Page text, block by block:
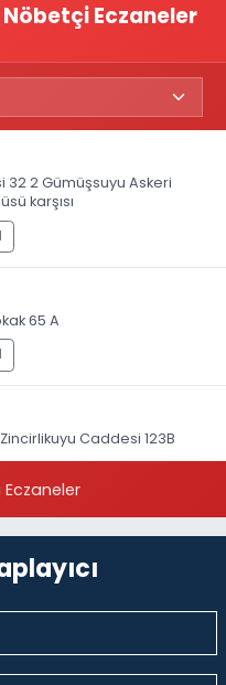
Eczaneler
2 Gümüşsuyu Askeri
karşısı
65 A
Caddesi 123B